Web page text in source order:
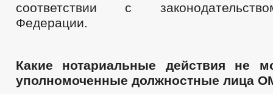
соответствии с
Федерации.
Какие нотариальные действия не
уполномоченные должностные лица